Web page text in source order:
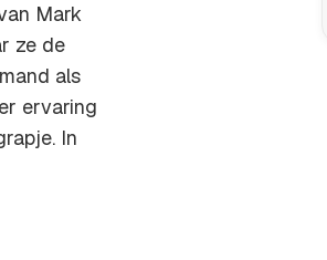
Mark
ze de
als
ervaring
In